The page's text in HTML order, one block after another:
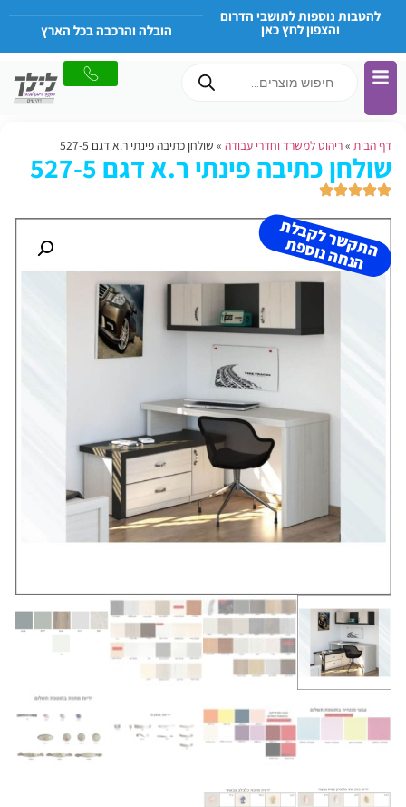
להטבות נוספות לתושבי הדרום
והצפון לחץ כאן הובלה והרכבה בכל הארץ
דף הבית »ריהוט למשרד וחדרי עבודה » שולחן כתיבה פינתי ר.א דגם 527-5
שולחן כתיבה פינתי ר.א דגם 527-5
ה
ת
ק
ש
ר
ל
ק
ב
ל
ת
הנ
ח
ה נו
ס
פ
ת